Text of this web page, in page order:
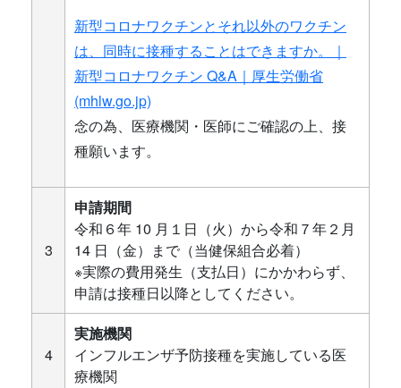
新型コロナワクチンとそれ以外のワクチン
は、同時に接種することはできますか。｜
新型コロナワクチン Q&A｜厚生労働省
(mhlw.go.jp)
念の為、医療機関・医師にご確認の上、接
種願います。
3
申請期間
令和６年 10 月１日（火）から令和７年２月
14 日（金）まで（当健保組合必着）
※実際の費用発生（支払日）にかかわらず、
申請は接種日以降としてください。
4
実施機関
インフルエンザ予防接種を実施している医
療機関